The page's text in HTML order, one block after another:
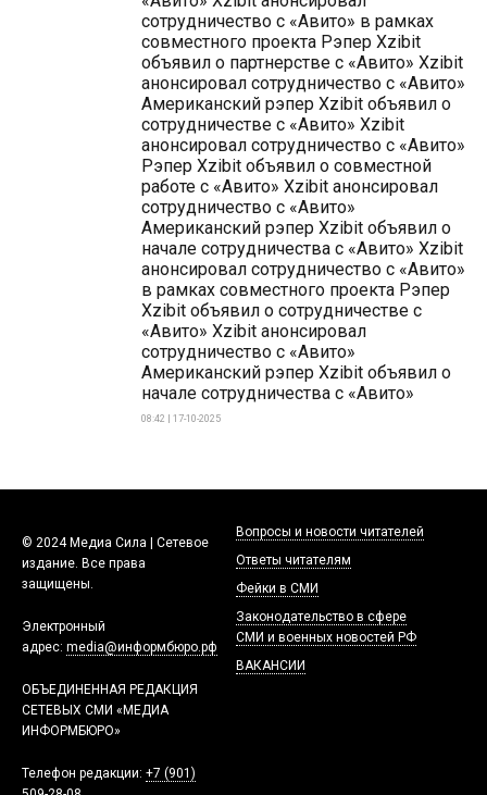
сотрудничество с «Авито» в рамках
совместного проекта Рэпер Xzibit
объявил о партнерстве с «Авито» Xzibit
анонсировал сотрудничество с «Авито»
Американский рэпер Xzibit объявил о
сотрудничестве с «Авито» Xzibit
анонсировал сотрудничество с «Авито»
Рэпер Xzibit объявил о совместной
работе с «Авито» Xzibit анонсировал
сотрудничество с «Авито»
Американский рэпер Xzibit объявил о
начале сотрудничества с «Авито» Xzibit
анонсировал сотрудничество с «Авито»
в рамках совместного проекта Рэпер
Xzibit объявил о сотрудничестве с
«Авито» Xzibit анонсировал
сотрудничество с «Авито»
Американский рэпер Xzibit объявил о
начале сотрудничества с «Авито»
08:42 | 17-10-2025
© 2024 Медиа Сила | Сетевое
издание. Все права
защищены.
Электронный
адрес: media@информбюро.рф
ОБЪЕДИНЕННАЯ РЕДАКЦИЯ
СЕТЕВЫХ СМИ «МЕДИА
ИНФОРМБЮРО»
Телефон редакции: +7 (901)
Вопросы и новости читателей
Ответы читателям
Фейки в СМИ
Законодательство в сфере
СМИ и военных новостей РФ
ВАКАНСИИ